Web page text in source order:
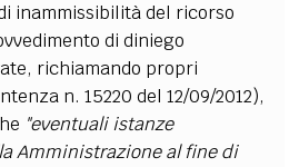
inammissibilità del ricorso
di diniego
richiamando propri
n. 15220 del 12/09/2012),
"eventuali istanze
Amministrazione al fine di